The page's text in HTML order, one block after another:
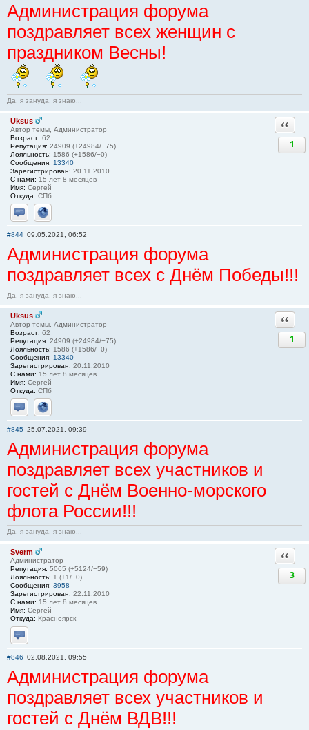
Администрация форума
поздравляет всех женщин с
праздником Весны!
Да, я зануда, я знаю...
Uksus
Автор темы, Администратор
Возраст: 62
Репутация: 24909 (+24984/−75)
Лояльность: 1586 (+1586/−0)
Сообщения: 13340
Зарегистрирован: 20.11.2010
С нами: 15 лет 8 месяцев
Имя: Сергей
Откуда: СПб
Отправить личное сообщение
Сайт
1
#844 09.05.2021, 06:52
Администрация форума
поздравляет всех с Днём Победы!!!
Да, я зануда, я знаю...
Uksus
Автор темы, Администратор
Возраст: 62
Репутация: 24909 (+24984/−75)
Лояльность: 1586 (+1586/−0)
Сообщения: 13340
Зарегистрирован: 20.11.2010
С нами: 15 лет 8 месяцев
Имя: Сергей
Откуда: СПб
Отправить личное сообщение
Сайт
1
#845 25.07.2021, 09:39
Администрация форума
поздравляет всех участников и
гостей с Днём Военно-морского
флота России!!!
Да, я зануда, я знаю...
Sverm
Администратор
Репутация: 5065 (+5124/−59)
Лояльность: 1 (+1/−0)
Сообщения: 3958
Зарегистрирован: 22.11.2010
С нами: 15 лет 8 месяцев
Имя: Сергей
Откуда: Красноярск
Отправить личное сообщение
3
#846 02.08.2021, 09:55
Администрация форума
поздравляет всех участников и
гостей с Днём ВДВ!!!